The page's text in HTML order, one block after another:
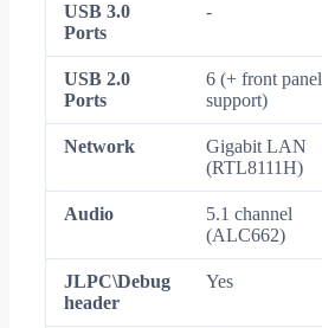
USB 3.0
Ports
-
USB 2.0
Ports
6 (+ front panel
support)
Network
Gigabit LAN
(RTL8111H)
Audio
5.1 channel
(ALC662)
JLPC\Debug
header
Yes